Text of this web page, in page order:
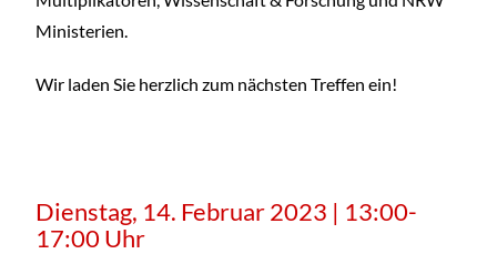
Ministerien.
Wir laden Sie herzlich zum nächsten Treffen ein!
Dienstag, 14. Februar 2023 | 13:00-
17:00 Uhr